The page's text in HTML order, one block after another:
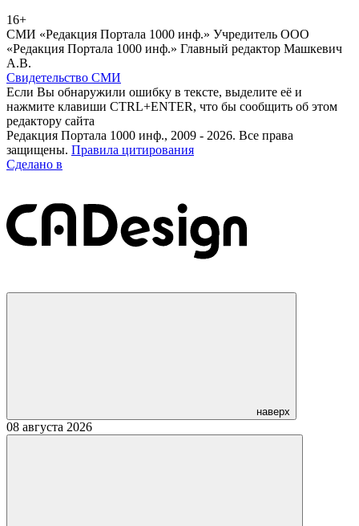
16+
СМИ «Редакция Портала 1000 инф.» Учредитель ООО
«Редакция Портала 1000 инф.» Главный редактор Машкевич
А.В.
Свидетельство СМИ
Если Вы обнаружили ошибку в тексте, выделите её и
нажмите клавиши CTRL+ENTER, что бы сообщить об этом
редактору сайта
Редакция Портала 1000 инф., 2009 - 2026. Все права
защищены. Правила цитирования
Сделано в
наверх
08 августа 2026